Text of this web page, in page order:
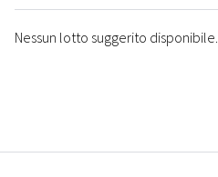
Nessun lotto suggerito disponibile.